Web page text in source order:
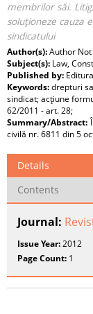
membrilor săi.
soluţioneze cauza
sindicatului
Author(s):Author
Subject(s): Law,
Published by:
Keywords:drepturi
sindicat; acţiune
62/2011 - art. 28;
Summary/Abstract:
civilă nr. 6811 din 5
Details
Contents
Journal:
Issue Year:2012
Page Count: 1